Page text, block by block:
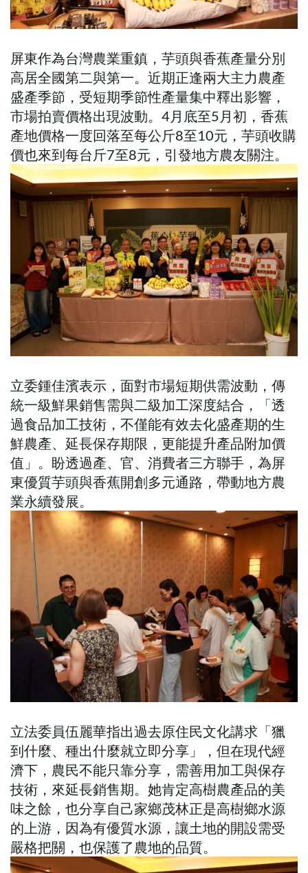
屏東作為台灣農業重鎮，芋頭與香蕉產量分別
高居全國第二與第一。近期正逢兩大主力農產
盛產季節，受短期季節性產量集中釋出影響，
市場拍賣價格出現波動。4月底至5月初，香蕉
產地價格一度回落至每公斤8至10元，芋頭收購
價也來到每台斤7至8元，引發地方農友關注。
立委鍾佳濱表示，面對市場短期供需波動，傳
統一級鮮果銷售需與二級加工深度結合，「透
過食品加工技術，不僅能有效去化盛產期的生
鮮農產、延長保存期限，更能提升產品附加價
值」。盼透過產、官、消費者三方聯手，為屏
東優質芋頭與香蕉開創多元通路，帶動地方農
業永續發展。
立法委員伍麗華指出過去原住民文化講求「獵
到什麼、種出什麼就立即分享」，但在現代經
濟下，農民不能只靠分享，需善用加工與保存
技術，來延長銷售期。她肯定高樹農產品的美
味之餘，也分享自己家鄉茂林正是高樹鄉水源
的上游，因為有優質水源，讓土地的開設需受
嚴格把關，也保護了農地的品質。